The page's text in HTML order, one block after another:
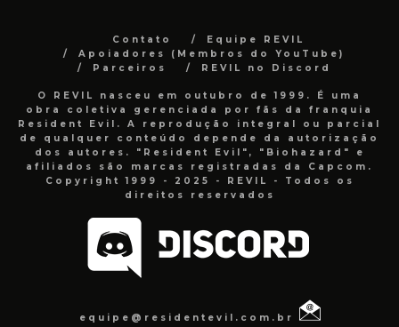
Contato
Equipe REVIL
Apoiadores (Membros do YouTube)
Parceiros
REVIL no Discord
O REVIL nasceu em outubro de 1999. É uma
obra coletiva gerenciada por fãs da franquia
Resident Evil. A reprodução integral ou parcial
de qualquer conteúdo depende da autorização
dos autores. "Resident Evil", "Biohazard" e
afiliados são marcas registradas da Capcom.
Copyright 1999 - 2025 - REVIL - Todos os
direitos reservados
equipe@residentevil.com.br